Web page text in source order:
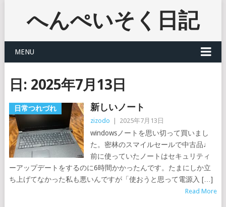
へんぺいそく日記
MENU
日: 2025年7月13日
日常つれづれ 新しいノート
zizodo 2025年7月13日
windowsノートを思い切って買いまし
た。密林のスマイルセールで中古品♩
前に使っていたノートはセキュリティ
ーアップデートをするのに6時間かかったんです。たまにしか立
ち上げてなかった私も悪いんですが「使おうと思って電源入 […]
Read More